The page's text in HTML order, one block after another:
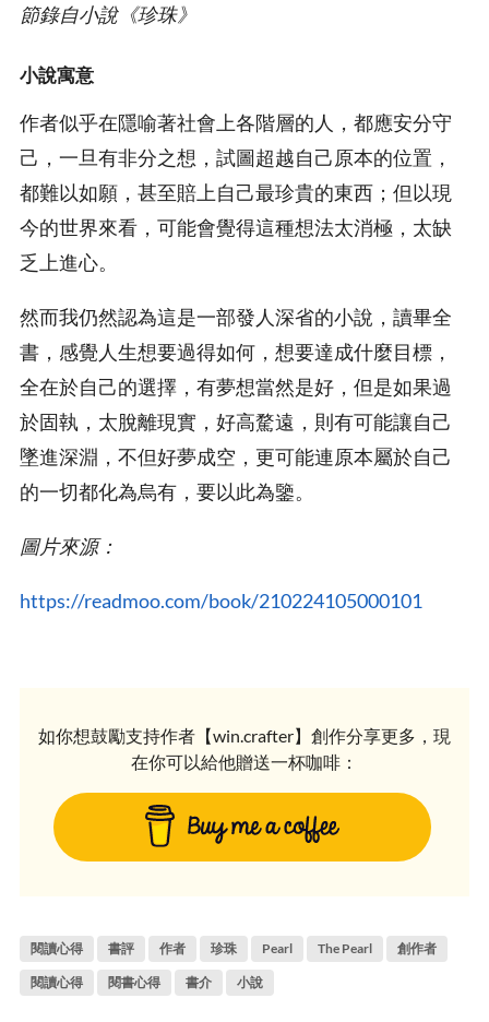
節錄自小說《珍珠》
小說寓意
作者似乎在隱喻著社會上各階層的人，都應安分守
己，一旦有非分之想，試圖超越自己原本的位置，
都難以如願，甚至賠上自己最珍貴的東西；但以現
今的世界來看，可能會覺得這種想法太消極，太缺
乏上進心。
然而我仍然認為這是一部發人深省的小說，讀畢全
書，感覺人生想要過得如何，想要達成什麼目標，
全在於自己的選擇，有夢想當然是好，但是如果過
於固執，太脫離現實，好高騖遠，則有可能讓自己
墜進深淵，不但好夢成空，更可能連原本屬於自己
的一切都化為烏有，要以此為鑒。
圖片來源：
https://readmoo.com/book/210224105000101
如你想鼓勵支持作者【win.crafter】創作分享更多，現
在你可以給他贈送一杯咖啡：
閱讀心得 書評 作者 珍珠 Pearl The Pearl 創作者
閱讀心得 閱書心得 書介 小說